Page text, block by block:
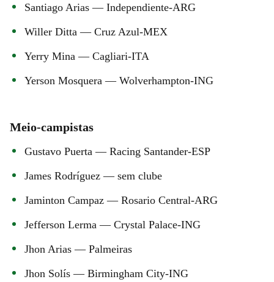
Santiago Arias — Independiente-ARG
Willer Ditta — Cruz Azul-MEX
Yerry Mina — Cagliari-ITA
Yerson Mosquera — Wolverhampton-ING
Meio-campistas
Gustavo Puerta — Racing Santander-ESP
James Rodríguez — sem clube
Jaminton Campaz — Rosario Central-ARG
Jefferson Lerma — Crystal Palace-ING
Jhon Arias — Palmeiras
Jhon Solís — Birmingham City-ING